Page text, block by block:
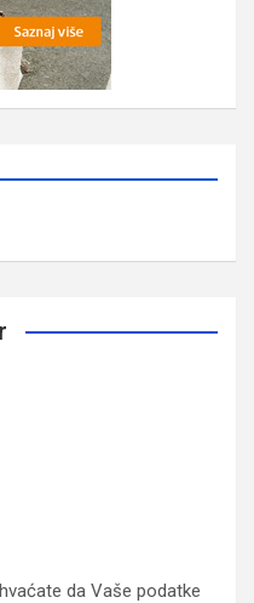
da Vaše podatke